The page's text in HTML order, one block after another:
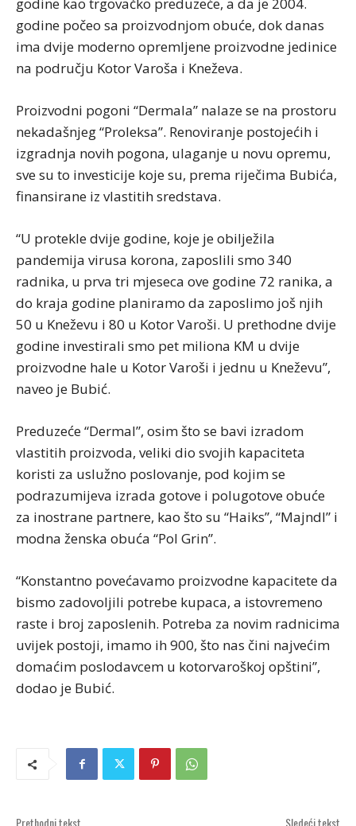
godine počeo sa proizvodnjom obuće, dok danas
ima dvije moderno opremljene proizvodne jedinice
na području Kotor Varoša i Kneževa.
Proizvodni pogoni “Dermala” nalaze se na prostoru
nekadašnjeg “Proleksa”. Renoviranje postojećih i
izgradnja novih pogona, ulaganje u novu opremu,
sve su to investicije koje su, prema riječima Bubića,
finansirane iz vlastitih sredstava.
“U protekle dvije godine, koje je obilježila
pandemija virusa korona, zaposlili smo 340
radnika, u prva tri mjeseca ove godine 72 ranika, a
do kraja godine planiramo da zaposlimo još njih
50 u Kneževu i 80 u Kotor Varoši. U prethodne dvije
godine investirali smo pet miliona KM u dvije
proizvodne hale u Kotor Varoši i jednu u Kneževu”,
naveo je Bubić.
Preduzeće “Dermal”, osim što se bavi izradom
vlastitih proizvoda, veliki dio svojih kapaciteta
koristi za uslužno poslovanje, pod kojim se
podrazumijeva izrada gotove i polugotove obuće
za inostrane partnere, kao što su “Haiks”, “Majndl” i
modna ženska obuća “Pol Grin”.
“Konstantno povećavamo proizvodne kapacitete da
bismo zadovoljili potrebe kupaca, a istovremeno
raste i broj zaposlenih. Potreba za novim radnicima
uvijek postoji, imamo ih 900, što nas čini najvećim
domaćim poslodavcem u kotorvaroškoj opštini”,
dodao je Bubić.
Prethodni tekst Sledeći tekst